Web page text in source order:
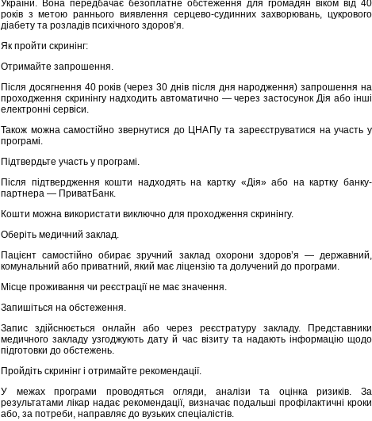
України. Вона передбачає безоплатне обстеження для громадян віком від 40
років з метою раннього виявлення серцево-судинних захворювань, цукрового
діабету та розладів психічного здоров’я.
Як пройти скринінг:
Отримайте запрошення.
Після досягнення 40 років (через 30 днів після дня народження) запрошення на
проходження скринінгу надходить автоматично — через застосунок Дія або інші
електронні сервіси.
Також можна самостійно звернутися до ЦНАПу та зареєструватися на участь у
програмі.
Підтвердьте участь у програмі.
Після підтвердження кошти надходять на картку «Дія» або на картку банку-
партнера — ПриватБанк.
Кошти можна використати виключно для проходження скринінгу.
Оберіть медичний заклад.
Пацієнт самостійно обирає зручний заклад охорони здоров’я — державний,
комунальний або приватний, який має ліцензію та долучений до програми.
Місце проживання чи реєстрації не має значення.
Запишіться на обстеження.
Запис здійснюється онлайн або через реєстратуру закладу. Представники
медичного закладу узгоджують дату й час візиту та надають інформацію щодо
підготовки до обстежень.
Пройдіть скринінг і отримайте рекомендації.
У межах програми проводяться огляди, аналізи та оцінка ризиків. За
результатами лікар надає рекомендації, визначає подальші профілактичні кроки
або, за потреби, направляє до вузьких спеціалістів.